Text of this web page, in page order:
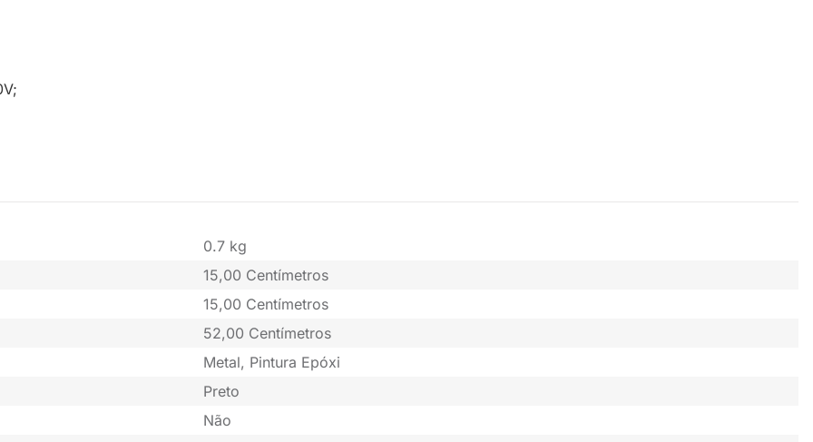
0.7 kg
15,00 Centímetros
15,00 Centímetros
52,00 Centímetros
Metal, Pintura Epóxi
Preto
Não